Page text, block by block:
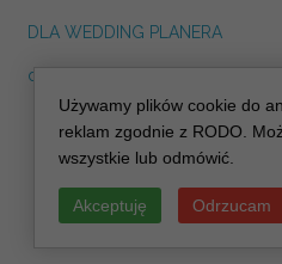
DLA WEDDING PLANERA
dreskot.com
Używamy plików cookie do
reklam zgodnie z RODO.
wszystkie lub odmówić.
Akceptuję Odrzucam